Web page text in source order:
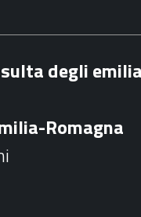
degli
Romagna